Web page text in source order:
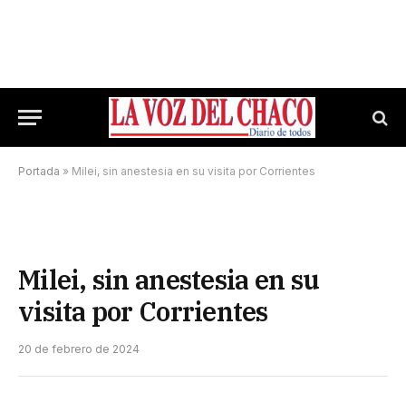
Portada » Milei, sin anestesia en su visita por Corrientes
Milei, sin anestesia en su
visita por Corrientes
20 de febrero de 2024